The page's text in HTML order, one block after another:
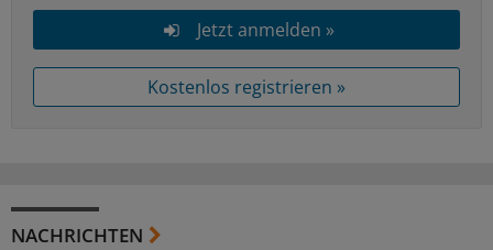
Jetzt anmelden »
Kostenlos registrieren »
NACHRICHTEN